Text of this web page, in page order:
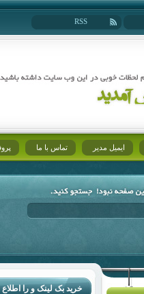
RSS
ایمیل مدیر تماس با ما
خرید بک لینک و را اطلاع